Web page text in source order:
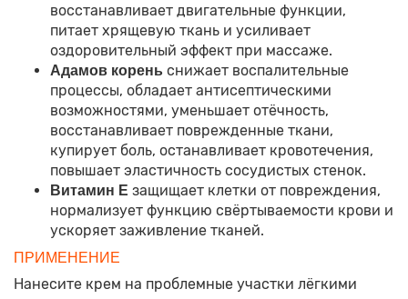
восстанавливает двигательные функции,
питает хрящевую ткань и усиливает
оздоровительный эффект при массаже.
Адамов корень снижает воспалительные
процессы, обладает антисептическими
возможностями, уменьшает отёчность,
восстанавливает поврежденные ткани,
купирует боль, останавливает кровотечения,
повышает эластичность сосудистых стенок.
Витамин Е защищает клетки от повреждения,
нормализует функцию свёртываемости крови и
ускоряет заживление тканей.
ПРИМЕНЕНИЕ
Нанесите крем на проблемные участки лёгкими